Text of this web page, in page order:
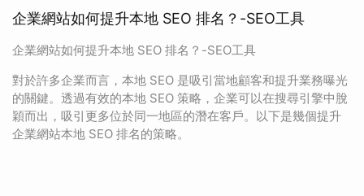
企業網站如何提升本地 SEO 排名？-SEO工具
企業網站如何提升本地 SEO 排名？-SEO工具
對於許多企業而言，本地 SEO 是吸引當地顧客和提升業務曝光
的關鍵。透過有效的本地 SEO 策略，企業可以在搜尋引擎中脫
穎而出，吸引更多位於同一地區的潛在客戶。以下是幾個提升
企業網站本地 SEO 排名的策略。